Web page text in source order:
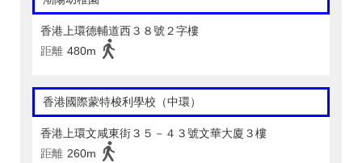
香港上環德輔道西３８號２字樓
距離 480m
香港國際蒙特梭利學校（中環）
香港上環文咸東街３５－４３號文華大廈３樓
距離 260m